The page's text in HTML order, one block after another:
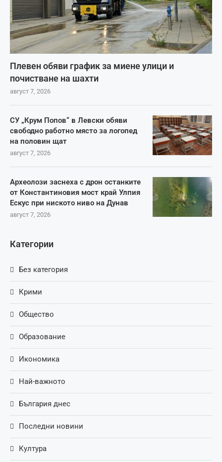
Плевен обяви график за миене улици и
почистване на шахти
август 7, 2026
СУ „Крум Попов“ в Левски обяви
свободно работно място за логопед
на половин щат
август 7, 2026
Археолози заснеха с дрон останките
от Константиновия мост край Улпия
Ескус при ниското ниво на Дунав
август 7, 2026
Категории
Без категория
Крими
Общество
Образование
Икономика
Най-важното
България днес
Последни новини
Култура